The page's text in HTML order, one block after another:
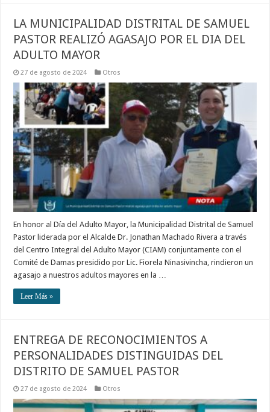
LA MUNICIPALIDAD DISTRITAL DE SAMUEL
PASTOR REALIZÓ AGASAJO POR EL DIA DEL
ADULTO MAYOR
27 de agosto de 2024 Otros
En honor al Día del Adulto Mayor, la Municipalidad Distrital de Samuel
Pastor liderada por el Alcalde Dr. Jonathan Machado Rivera a través
del Centro Integral del Adulto Mayor (CIAM) conjuntamente con el
Comité de Damas presidido por Lic. Fiorela Ninasivincha, rindieron un
agasajo a nuestros adultos mayores en la …
Leer Más »
ENTREGA DE RECONOCIMIENTOS A
PERSONALIDADES DISTINGUIDAS DEL
DISTRITO DE SAMUEL PASTOR
27 de agosto de 2024 Otros